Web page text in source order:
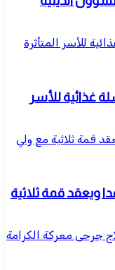
يوزع (1000) سلة غذائية للأسر المتأثرة
السوداني يوزع (1000) سلة غذائية للأسر
قمة ثلاثية مع ولي
ويعقد قمة ثلاثية
جرحى معركة الكرامة